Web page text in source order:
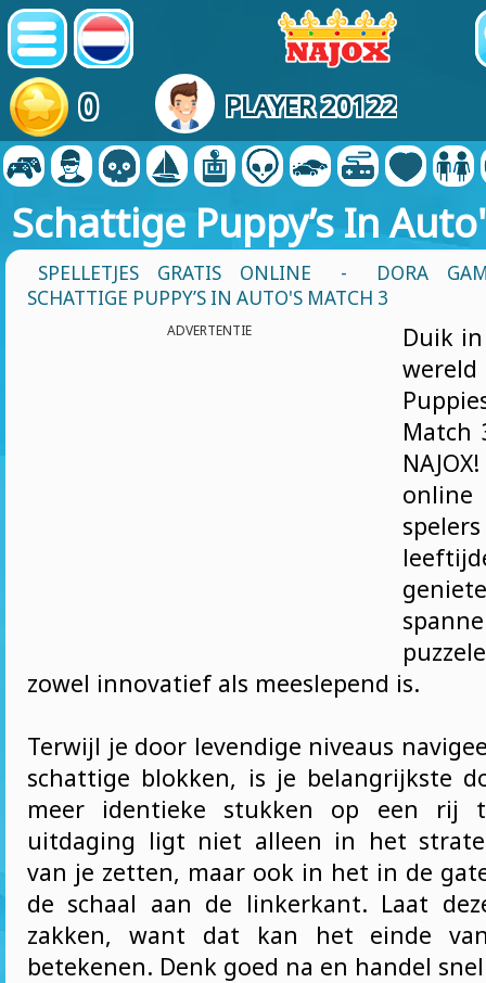
0 PLAYER 20122
Schattige Puppy’s In
SPELLETJES GRATIS ONLINE -
DORA
SCHATTIGE PUPPY’S IN AUTO'S MATCH 3
ADVERTENTIE
Duik
Match
zowel innovatief als meeslepend is.
Terwijl je door levendige niveaus
schattige blokken, is je belangrijkste
meer identieke stukken op een rij
uitdaging ligt niet alleen in het
van je zetten, maar ook in het in de
de schaal aan de linkerkant. Laat
zakken, want dat kan het einde
betekenen. Denk goed na en handel